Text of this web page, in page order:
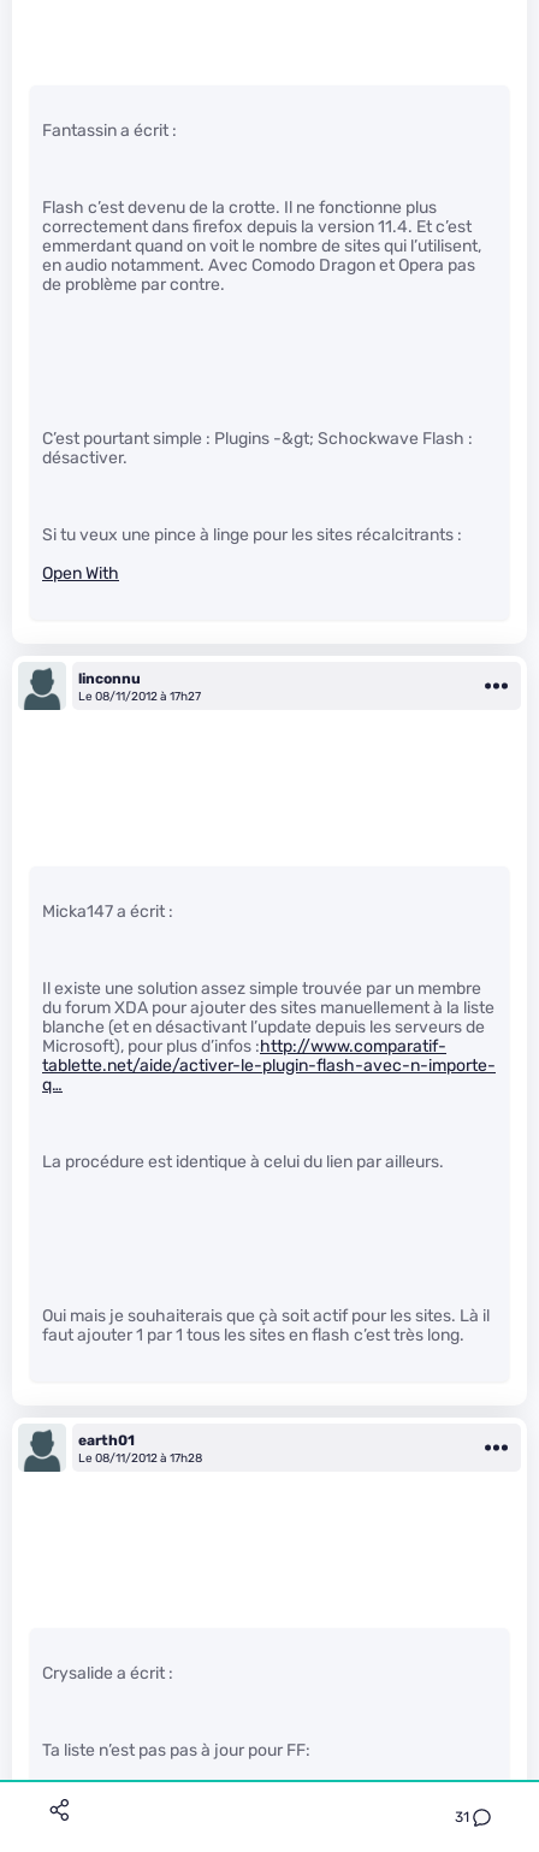
31
Fantassin a écrit :
Flash c’est devenu de la crotte. Il ne fonctionne plus
correctement dans firefox depuis la version 11.4. Et c’est
emmerdant quand on voit le nombre de sites qui l’utilisent,
en audio notamment. Avec Comodo Dragon et Opera pas
de problème par contre.
C’est pourtant simple : Plugins -&gt; Schockwave Flash :
désactiver.
Si tu veux une pince à linge pour les sites récalcitrants :
Open With
linconnu
Le 08/11/2012 à 17h27
Micka147 a écrit :
Il existe une solution assez simple trouvée par un membre
du forum XDA pour ajouter des sites manuellement à la liste
blanche (et en désactivant l’update depuis les serveurs de
Microsoft), pour plus d’infos :http://www.comparatif-
tablette.net/aide/activer-le-plugin-flash-avec-n-importe-
q…
La procédure est identique à celui du lien par ailleurs.
Oui mais je souhaiterais que çà soit actif pour les sites. Là il
faut ajouter 1 par 1 tous les sites en flash c’est très long.
earth01
Le 08/11/2012 à 17h28
Crysalide a écrit :
Ta liste n’est pas pas à jour pour FF:
La Fullscreen API est présente depuisFF10et webRTC est
dans